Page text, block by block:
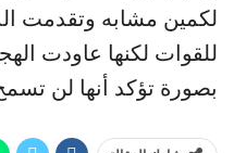
لكمين مشابه وتقدمت
للقوات لكنها عاودت
بصورة تؤكد أنها لن